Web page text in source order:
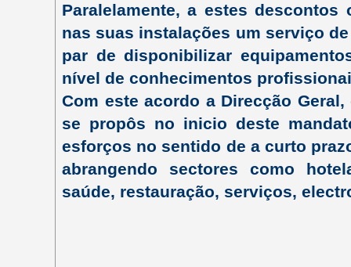
Paralelamente, a estes
nas suas instalações um serviço
par de disponibilizar
nível de conhecimentos
Com este acordo a Direcção
se propôs no inicio deste
esforços no sentido de a curto
abrangendo sectores como
saúde, restauração, serviços,